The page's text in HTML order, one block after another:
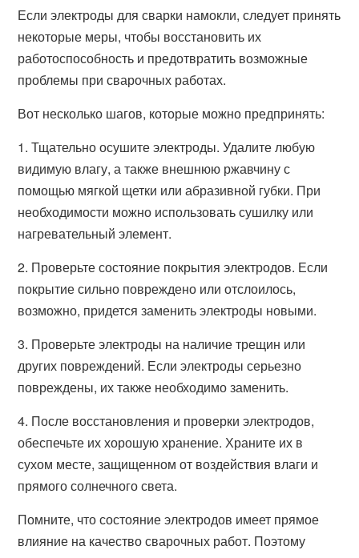
Если электроды для сварки намокли, следует принять
некоторые меры, чтобы восстановить их
работоспособность и предотвратить возможные
проблемы при сварочных работах.
Вот несколько шагов, которые можно предпринять:
1. Тщательно осушите электроды. Удалите любую
видимую влагу, а также внешнюю ржавчину с
помощью мягкой щетки или абразивной губки. При
необходимости можно использовать сушилку или
нагревательный элемент.
2. Проверьте состояние покрытия электродов. Если
покрытие сильно повреждено или отслоилось,
возможно, придется заменить электроды новыми.
3. Проверьте электроды на наличие трещин или
других повреждений. Если электроды серьезно
повреждены, их также необходимо заменить.
4. После восстановления и проверки электродов,
обеспечьте их хорошую хранение. Храните их в
сухом месте, защищенном от воздействия влаги и
прямого солнечного света.
Помните, что состояние электродов имеет прямое
влияние на качество сварочных работ. Поэтому